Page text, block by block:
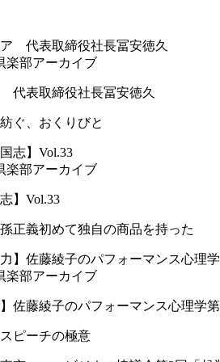
楽部アーカイブ
代表取締役社長冨安徳久
ぐ、おくりびと
楽部アーカイブ
】Vol.33
正義初めて独自の商品を持った
楽部アーカイブ
佐藤綾子のパフォーマンス心理学
ピーチの極意